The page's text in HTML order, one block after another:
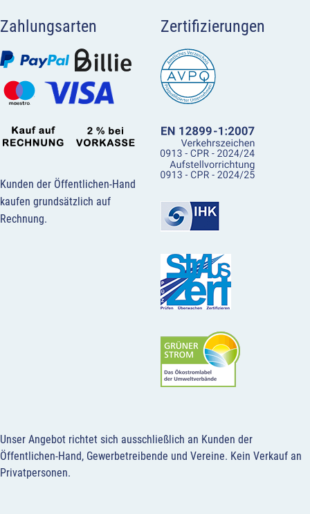
Zahlungsarten
Kunden der Öffentlichen-Hand
kaufen grundsätzlich auf
Rechnung.
Zertifizierungen
Unser Angebot richtet sich ausschließlich an Kunden der
Öffentlichen-Hand, Gewerbetreibende und Vereine. Kein Verkauf an
Privatpersonen.